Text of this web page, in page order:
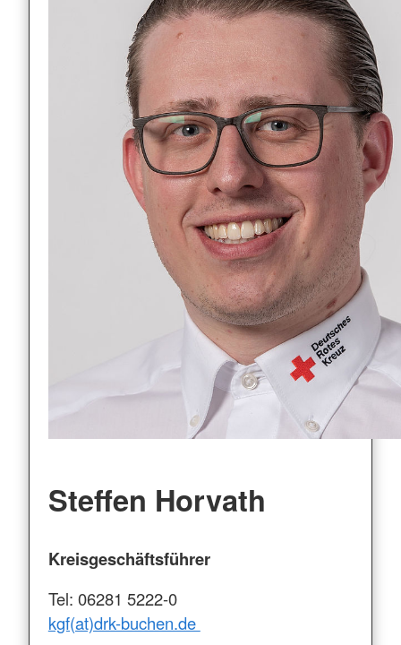
Steffen Horvath
Kreisgeschäftsführer
Tel: 06281 5222-0
kgf(at)drk-buchen.de